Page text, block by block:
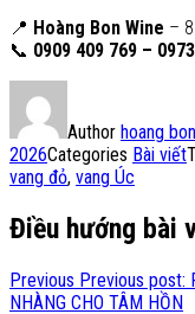
📍 Hoàng Bon Wine –
📞 0909 409 769 –
Author hoang bon
2026Categories Bài viết
vang đỏ, vang Úc
Điều hướng bài
Previous Previous post:
NHÀNG CHO TÂM HỒN